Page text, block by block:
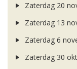
Zaterdag 20
Zaterdag 13
Zaterdag 6
Zaterdag 30